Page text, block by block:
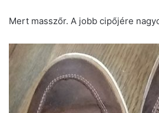
Mert masszőr. A jobb cipőjére